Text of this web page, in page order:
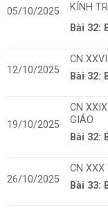
05/10/2025
KÍNH
Bài 32:
12/10/2025
CN
Bài 32:
19/10/2025
CN
GIÁO
Bài 32:
26/10/2025
CN XXX
Bài 33: